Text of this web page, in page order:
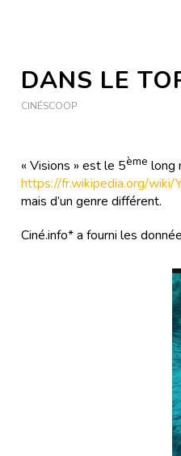
DANS LE
CINÉSCOOP
« Visions » est le 5ème long
https://fr.wikipedia.org/wiki/
mais d’un genre différent.
Ciné.info* a fourni les